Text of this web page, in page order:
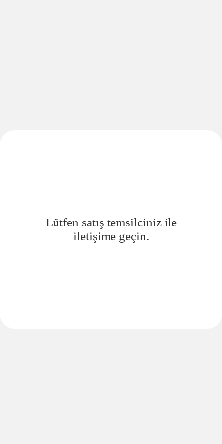
Lütfen satış temsilciniz ile
iletişime geçin.